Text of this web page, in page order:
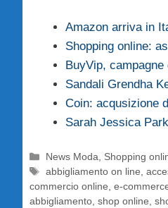
Amazon arriva in
Shopping online:
BuyVip,
Sandali Grendha
Coin: acqusizione
Sarah Jessica
Categorie
News Moda Shopping
Tag
abbigliamento on line ,
commercio online e-
abbigliamento shop online